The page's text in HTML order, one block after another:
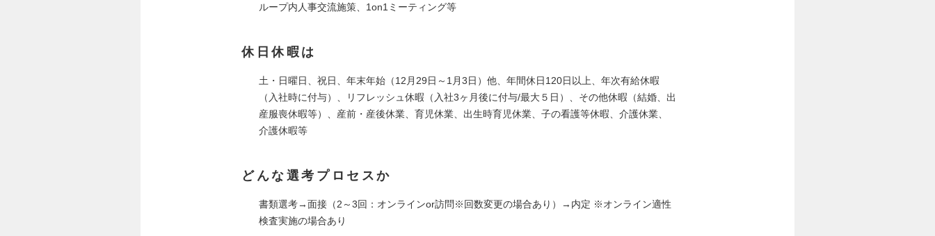
ループ内人事交流施策、1on1ミーティング等
休日休暇は
土・日曜日、祝日、年末年始（12月29日～1月3日）他、年間休日120日以上、年次有給休暇
（入社時に付与）、リフレッシュ休暇（入社3ヶ月後に付与/最大５日）、その他休暇（結婚、出
産服喪休暇等）、産前・産後休業、育児休業、出生時育児休業、子の看護等休暇、介護休業、
介護休暇等
どんな選考プロセスか
書類選考→面接（2～3回：オンラインor訪問※回数変更の場合あり）→内定 ※オンライン適性
検査実施の場合あり